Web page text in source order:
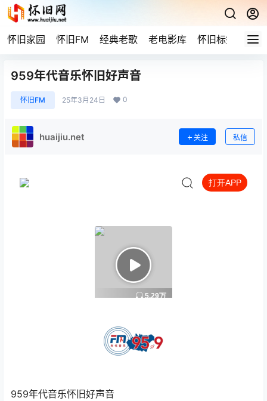
怀旧家园 怀旧FM 经典老歌 老电影库 怀旧标签 网
959年代音乐怀旧好声音
怀旧FM 25年3月24日 0
huaijiu.net 关注 私信
959年代音乐怀旧好声音